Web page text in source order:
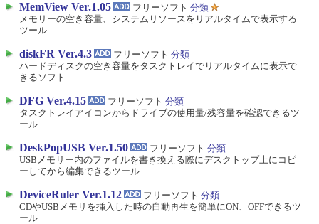
MemView Ver.1.05 フリーソフト 分類
メモリーの空き容量、システムリソースをリアルタイムで表示する
ツール
diskFR Ver.4.3 フリーソフト 分類
ハードディスクの空き容量をタスクトレイでリアルタイムに表示で
きるソフト
DFG Ver.4.15 フリーソフト 分類
タスクトレイアイコンからドライブの使用量/残容量を確認できるツ
ール
DeskPopUSB Ver.1.50 フリーソフト 分類
USBメモリー内のファイルを書き換える際にデスクトップ上にコピ
ーしてから編集できるツール
DeviceRuler Ver.1.12 フリーソフト 分類
CDやUSBメモリを挿入した時の自動再生を簡単にON、OFFできるツ
ール